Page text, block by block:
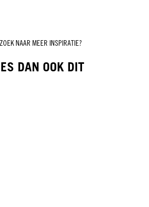
NAAR MEER INSPIRATIE?
DAN OOK DIT